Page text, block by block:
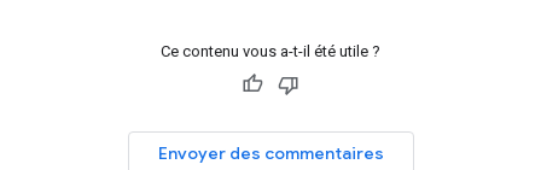
Ce contenu vous a-t-il été utile ?
Envoyer des commentaires